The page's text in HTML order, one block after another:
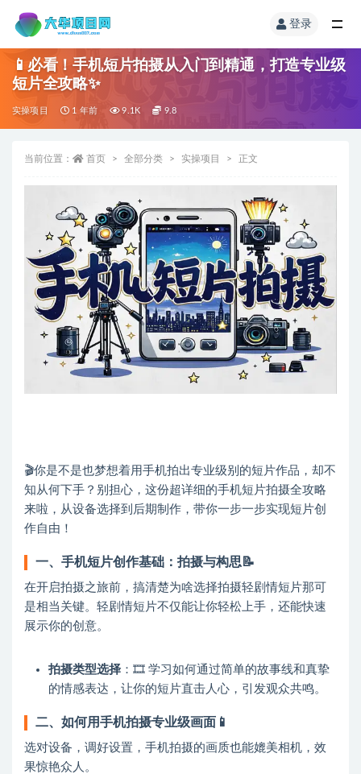
登录
📱必看！手机短片拍摄从入门到精通，打造专业级
短片全攻略✨
实操项目 1 年前 9.1K 9.8
当前位置： 首页 全部分类 实操项目 正文
🎬你是不是也梦想着用手机拍出专业级别的短片作品，却不
知从何下手？别担心，这份超详细的手机短片拍摄全攻略
来啦，从设备选择到后期制作，带你一步一步实现短片创
作自由！
一、手机短片创作基础：拍摄与构思📝
在开启拍摄之旅前，搞清楚为啥选择拍摄轻剧情短片那可
是相当关键。轻剧情短片不仅能让你轻松上手，还能快速
展示你的创意。
拍摄类型选择 ：🎞️ 学习如何通过简单的故事线和真挚
的情感表达，让你的短片直击人心，引发观众共鸣。
二、如何用手机拍摄专业级画面📱
选对设备，调好设置，手机拍摄的画质也能媲美相机，效
果惊艳众人。